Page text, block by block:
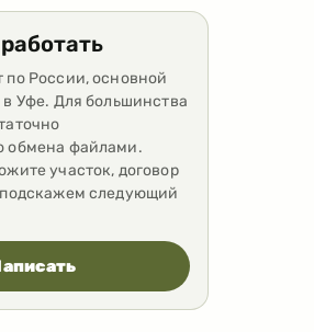
по России, основной
Уфе. Для большинства
обмена файлами.
участок, договор
следующий